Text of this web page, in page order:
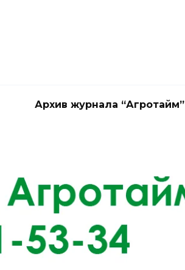
Архив журнала “Агротайм”